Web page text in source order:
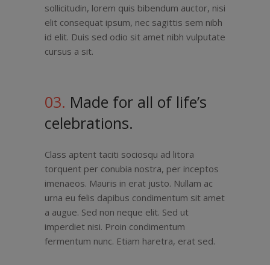
sollicitudin, lorem quis bibendum auctor, nisi
elit consequat ipsum, nec sagittis sem nibh
id elit. Duis sed odio sit amet nibh vulputate
cursus a sit.
03. Made for all of life’s
celebrations.
Class aptent taciti sociosqu ad litora
torquent per conubia nostra, per inceptos
imenaeos. Mauris in erat justo. Nullam ac
urna eu felis dapibus condimentum sit amet
a augue. Sed non neque elit. Sed ut
imperdiet nisi. Proin condimentum
fermentum nunc. Etiam haretra, erat sed.